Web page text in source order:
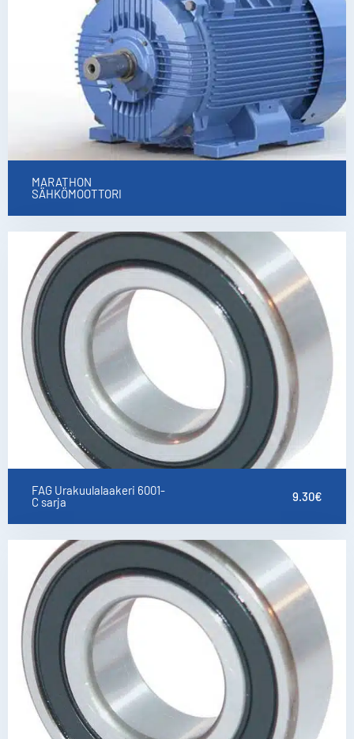
MARATHON
SÄHKÖMOOTTORI
FAG Urakuulalaakeri 6001-
C sarja
9.30€